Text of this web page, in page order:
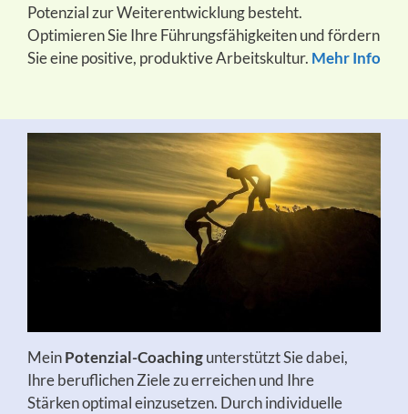
Potenzial zur Weiterentwicklung besteht.
Optimieren Sie Ihre Führungsfähigkeiten und fördern
Sie eine positive, produktive Arbeitskultur. Mehr Info
MeinPotenzial-Coachingunterstützt Sie dabei,
Ihre beruflichen Ziele zu erreichen und Ihre
Stärken optimal einzusetzen. Durch individuelle